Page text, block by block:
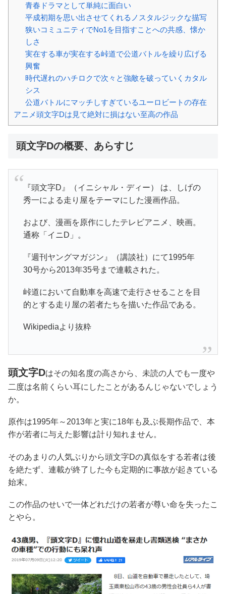
青春ドラマとして単純に面白い
平成初期を思い出させてくれるノスタルジックな描写
狭いコミュニティでNo1を目指すことへの共感、懐か
しさ
実在する車が実在する峠道で公道バトルを繰り広げる
興奮
時代遅れのハチロクで次々と強敵を破っていくカタル
シス
公道バトルにマッチしすぎているユーロビートの存在
アニメ頭文字Dは見て絶対に損はない至高の作品
頭文字Dの概要、あらすじ
『頭文字D』（イニシャル・ディー） は、しげの
秀一による走り屋をテーマにした漫画作品。
および、漫画を原作にしたテレビアニメ、映画。
通称「イニD」。
『週刊ヤングマガジン』（講談社）にて1995年
30号から2013年35号まで連載された。
峠道において自動車を高速で走行させることを目
的とする走り屋の若者たちを描いた作品である。
Wikipediaより抜粋
頭文字Dはその知名度の高さから、未読の人でも一度や
二度は名前くらい耳にしたことがあるんじゃないでしょう
か。
原作は1995年～2013年と実に18年も及ぶ長期作品で、本
作が若者に与えた影響は計り知れません。
そのあまりの人気ぶりから頭文字Dの真似をする若者は後
を絶たず、連載が終了した今も定期的に事故が起きている
始末。
この作品のせいで一体どれだけの若者が尊い命を失ったこ
とやら。